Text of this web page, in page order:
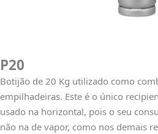
P20
Botijão de 20 Kg utilizado como
empilhadeiras. Este é o único
usado na horizontal, pois o seu
não na de vapor, como nos demais